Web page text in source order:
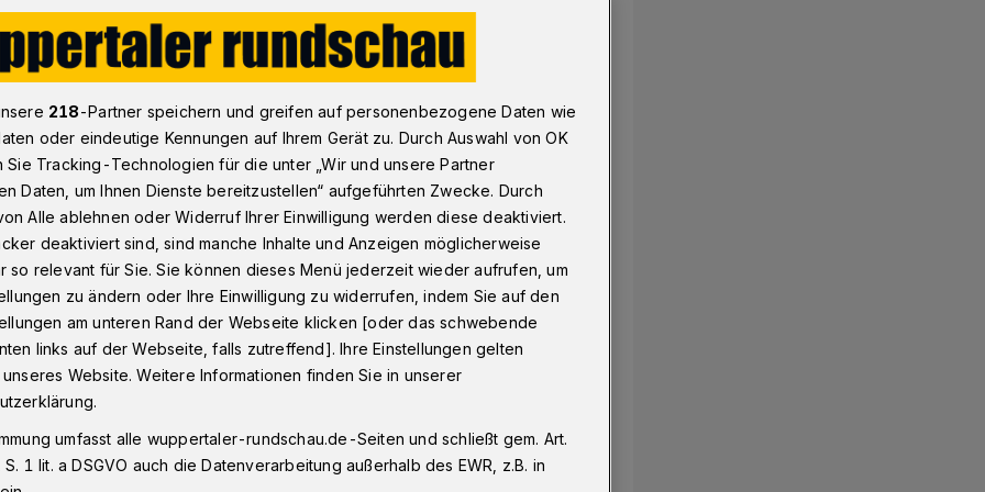
„Knapp Daneben“: Musik für Flüchtlingskinder
Musik für
Wuppertaler Bigband „Knapp Daneben“
ihrer Konzerte wird für einen guten
Hilfsfonds der Arbeitsgemeinschaft
war dabei Spendenziel
auf der Waldbühne.
218-Partner speichern und greifen auf personenbezogene Daten wie
oder eindeutige Kennungen auf Ihrem Gerät zu. Durch Auswahl von OK
Sie Tracking-Technologien für die unter „Wir und unsere Partner
Daten, um Ihnen Dienste bereitzustellen“ aufgeführten Zwecke. Durch
Alle ablehnen oder Widerruf Ihrer Einwilligung werden diese deaktiviert.
deaktiviert sind, sind manche Inhalte und Anzeigen möglicherweise
so relevant für Sie. Sie können dieses Menü jederzeit wieder aufrufen, um
zu ändern oder Ihre Einwilligung zu widerrufen, indem Sie auf den
am unteren Rand der Webseite klicken [oder das schwebende
links auf der Webseite, falls zutreffend]. Ihre Einstellungen gelten
Website. Weitere Informationen finden Sie in unserer
umfasst alle wuppertaler-rundschau.de-Seiten und schließt gem. Art.
1 lit. a DSGVO auch die Datenverarbeitung außerhalb des EWR, z.B. in